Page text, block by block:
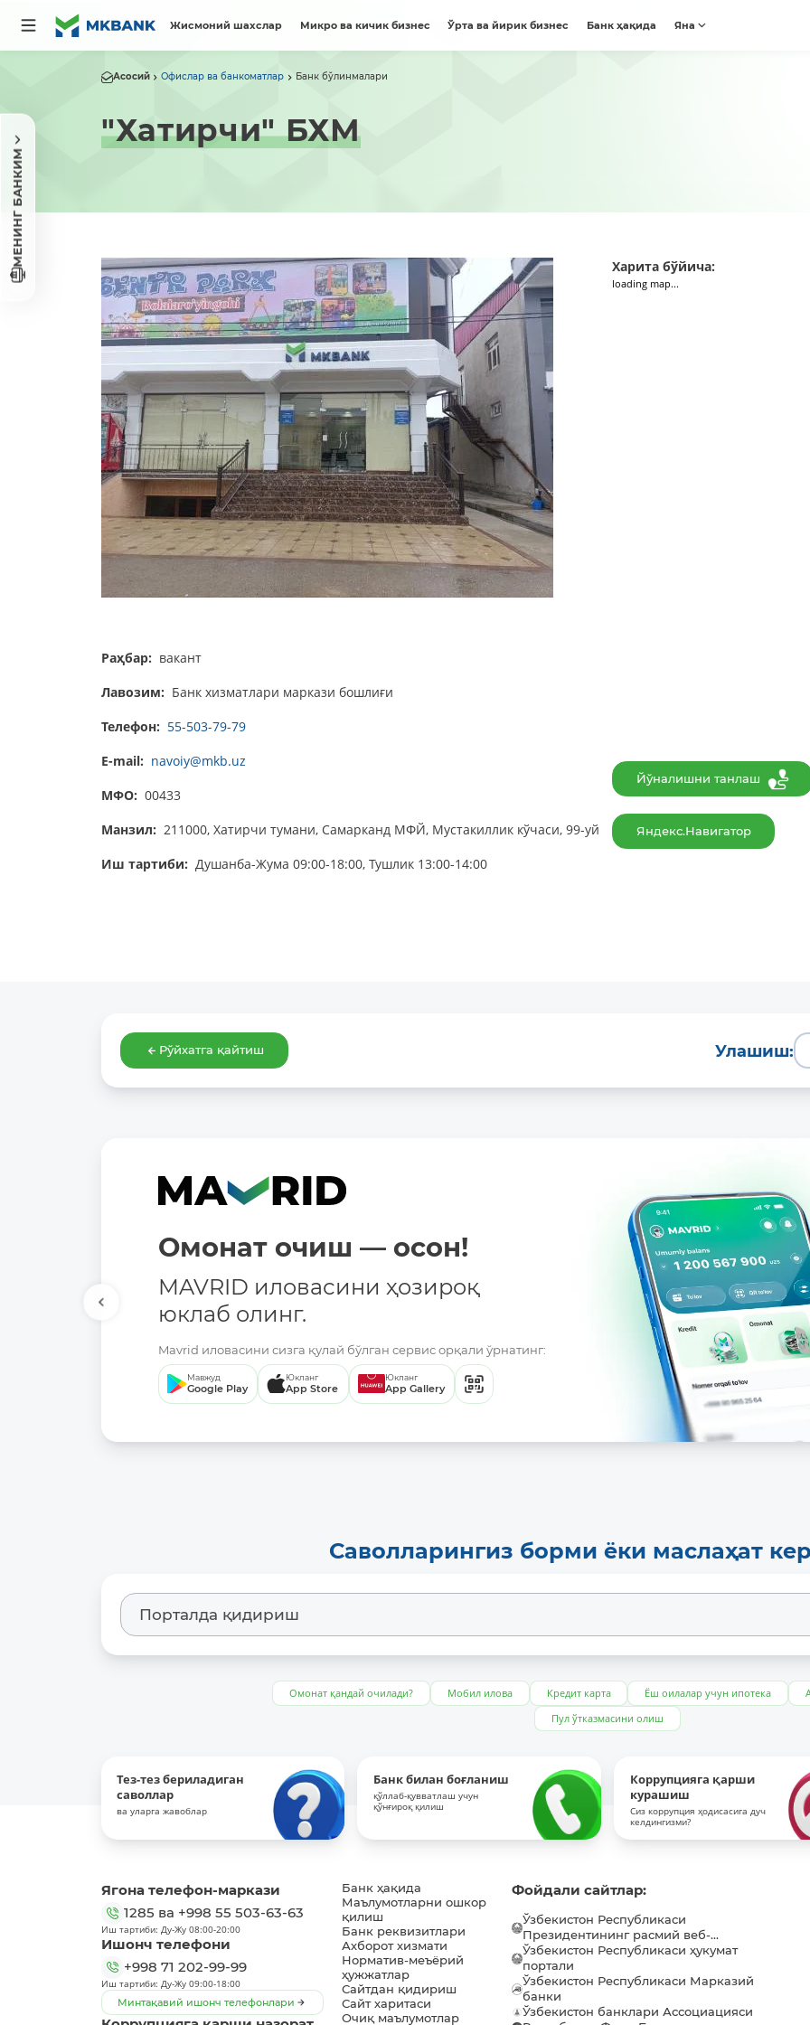
Жисмоний шахслар Микро ва кичик бизнес Ўрта ва йирик бизнес Банк ҳақида Яна
МЕНИНГ БАНКИМ
Асосий Офислар ва банкоматлар Банк бўлинмалари
"Хатирчи" БХМ
Раҳбар: вакант
Лавозим: Банк хизматлари маркази бошлиғи
Телефон: 55-503-79-79
E-mail: navoiy@mkb.uz
МФО: 00433
Манзил: 211000, Хатирчи тумани, Самарканд МФЙ, Мустакиллик кўчаси, 99-уй
Иш тартиби: Душанба-Жума 09:00-18:00, Тушлик 13:00-14:00
Харита бўйича:
loading map...
Йўналишни танлаш
Яндекс.Навигатор
Рўйхатга қайтиш Улашиш:
Омонат очиш — осон!
MAVRID иловасини ҳозироқ
юклаб олинг.
Mavrid иловасини сизга қулай бўлган сервис орқали ўрнатинг:
Мавжуд
Google Play
Юкланг
App Store
Юкланг
App Gallery
Саволларингиз борми ёки маслаҳат
Омонат қандай очилади? Мобил илова Кредит карта Ёш оилалар учун ипотека
Пул ўтказмасини олиш
Тез-тез бериладиган
саволлар
ва уларга жавоблар
Банк билан боғланиш
қўллаб-қувватлаш учун
қўнғироқ қилиш
Коррупцияга қарши
курашиш
Сиз коррупция ҳодисасига дуч
келдингизми?
Ягона телефон-маркази
1285 ва +998 55 503-63-63
Иш тартиби: Ду-Жу 08:00-20:00
Ишонч телефони
+998 71 202-99-99
Иш тартиби: Ду-Жу 09:00-18:00
Минтақавий ишонч телефонлари
Банк ҳақида
Маълумотларни ошкор
қилиш
Банк реквизитлари
Ахборот хизмати
Норматив-меъёрий
ҳужжатлар
Сайтдан қидириш
Сайт харитаси
Очиқ маълумотлар
Фойдали сайтлар:
Ўзбекистон Республикаси
Президентининг расмий веб-...
Ўзбекистон Республикаси ҳукумат
портали
Ўзбекистон Республикаси Марказий
банки
Ўзбекистон банклари Ассоциацияси